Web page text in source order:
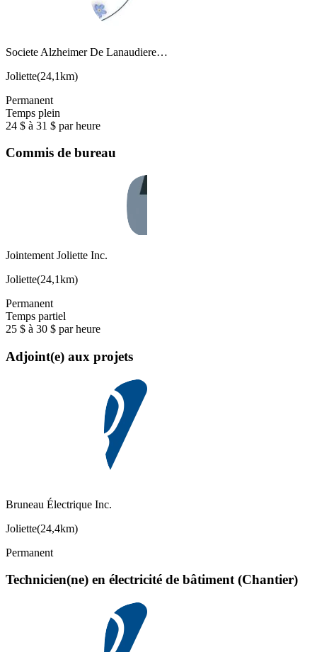
Societe Alzheimer De Lanaudiere…
Joliette(24,1km)
Permanent
Temps plein
24 $ à 31 $ par heure
Commis de bureau
Jointement Joliette Inc.
Joliette(24,1km)
Permanent
Temps partiel
25 $ à 30 $ par heure
Adjoint(e) aux projets
Bruneau Électrique Inc.
Joliette(24,4km)
Permanent
Technicien(ne) en électricité de bâtiment (Chantier)